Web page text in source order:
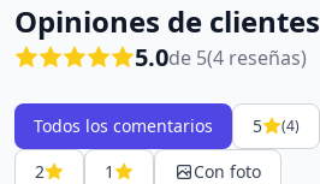
Opiniones de clientes
5.0de 5(4 reseñas)
Todos los comentarios 5 (4)
2
1 Con foto